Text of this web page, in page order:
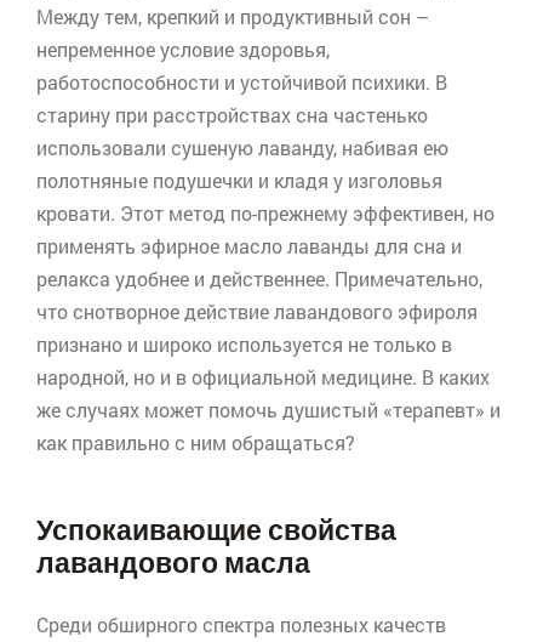
Между тем, крепкий и продуктивный сон –
непременное условие здоровья,
работоспособности и устойчивой психики. В
старину при расстройствах сна частенько
использовали сушеную лаванду, набивая ею
полотняные подушечки и кладя у изголовья
кровати. Этот метод по-прежнему эффективен, но
применять эфирное масло лаванды для сна и
релакса удобнее и действеннее. Примечательно,
что снотворное действие лавандового эфироля
признано и широко используется не только в
народной, но и в официальной медицине. В каких
же случаях может помочь душистый «терапевт» и
как правильно с ним обращаться?
Успокаивающие свойства
лавандового масла
Среди обширного спектра полезных качеств